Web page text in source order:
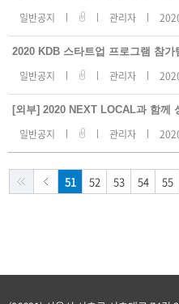
일반공지 관리자
2020 KDB 스타트업 프로그램 참가
일반공지 관리자
일반공지 관리자
51 52 53 54 55